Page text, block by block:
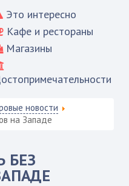
Это интересно
Кафе и рестораны
Магазины
новости
на Западе
БЕЗ